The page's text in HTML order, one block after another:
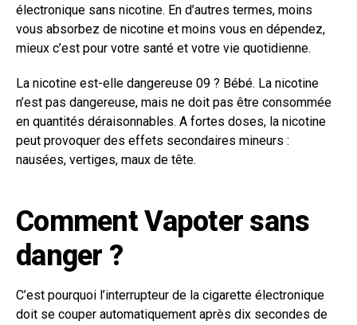
électronique sans nicotine. En d’autres termes, moins
vous absorbez de nicotine et moins vous en dépendez,
mieux c’est pour votre santé et votre vie quotidienne.
La nicotine est-elle dangereuse 09 ? Bébé. La nicotine
n’est pas dangereuse, mais ne doit pas être consommée
en quantités déraisonnables. A fortes doses, la nicotine
peut provoquer des effets secondaires mineurs :
nausées, vertiges, maux de tête.
Comment Vapoter sans
danger ?
C’est pourquoi l’interrupteur de la cigarette électronique
doit se couper automatiquement après dix secondes de